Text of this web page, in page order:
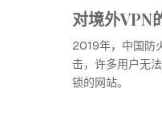
对境外VPN
2019年，中国防
击，许多用户无
锁的网站。